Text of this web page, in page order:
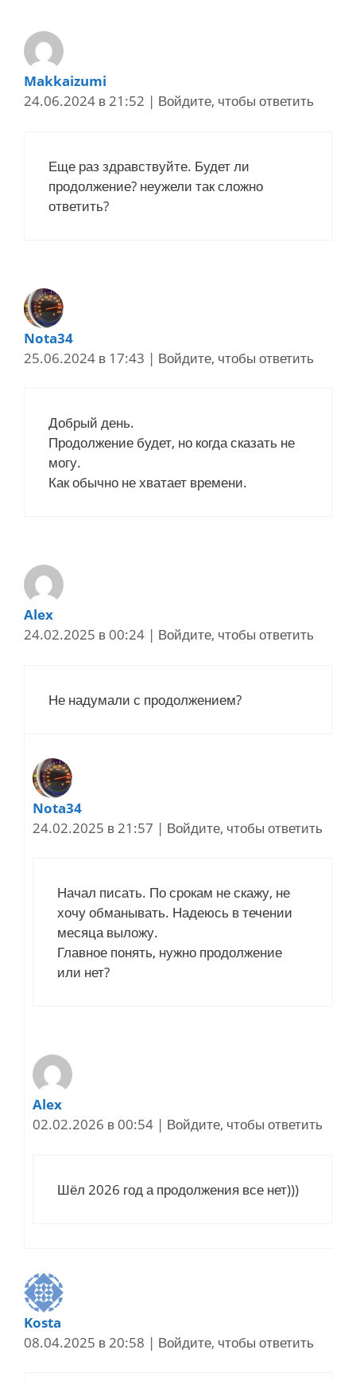
Makkaizumi
24.06.2024 в 21:52 | Войдите, чтобы ответить
Еще раз здравствуйте. Будет ли
продолжение? неужели так сложно
ответить?
Nota34
25.06.2024 в 17:43 | Войдите, чтобы ответить
Добрый день.
Продолжение будет, но когда сказать не
могу.
Как обычно не хватает времени.
Alex
24.02.2025 в 00:24 | Войдите, чтобы ответить
Не надумали с продолжением?
Nota34
24.02.2025 в 21:57 | Войдите, чтобы ответить
Начал писать. По срокам не скажу, не
хочу обманывать. Надеюсь в течении
месяца выложу.
Главное понять, нужно продолжение
или нет?
Alex
02.02.2026 в 00:54 | Войдите, чтобы ответить
Шёл 2026 год а продолжения все нет)))
Kosta
08.04.2025 в 20:58 | Войдите, чтобы ответить